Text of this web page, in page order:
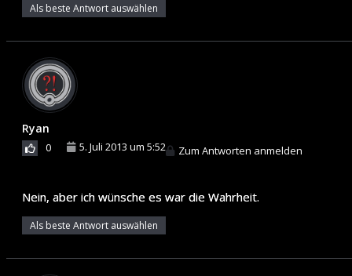
Als beste Antwort auswählen
Ryan
0 5. Juli 2013 um 5:52 Zum Antworten anmelden
Nein, aber ich wünsche es war die Wahrheit.
Als beste Antwort auswählen